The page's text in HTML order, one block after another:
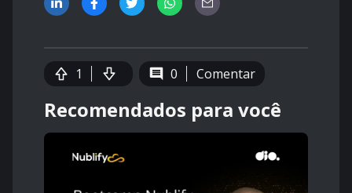
1 0 Comentar
Recomendados para você